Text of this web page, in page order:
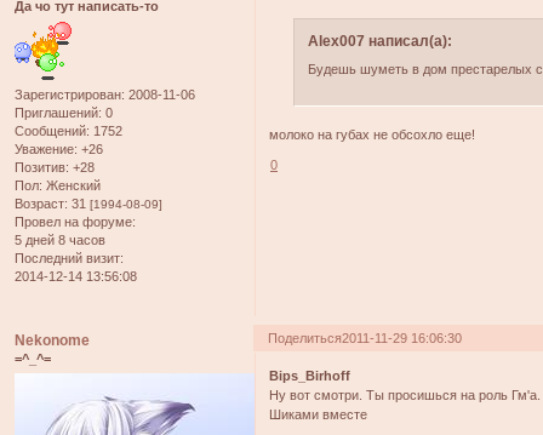
Да чо тут написать-то
Зарегистрирован: 2008-11-06
Приглашений: 0
Сообщений: 1752
Уважение: +26
Позитив: +28
Пол: Женский
Возраст: 31 [1994-08-09]
Провел на форуме:
5 дней 8 часов
Последний визит:
2014-12-14 13:56:08
Alex007 написал(а):
Будешь шуметь в дом престарелых
молоко на губах не обсохло еще!
0
Поделиться2011-11-29 16:06:30
Nekonome
=^_^=
Bips_Birhoff
Ну вот смотри. Ты просишься на роль
Шиками вместе